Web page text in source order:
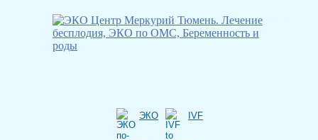
ЭКО IVF